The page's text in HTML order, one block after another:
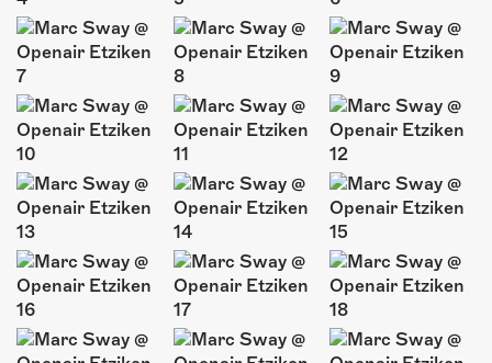
INFOS
KONTAKT
ÜBER UNS
GÖNNEREI
MITMACHEN